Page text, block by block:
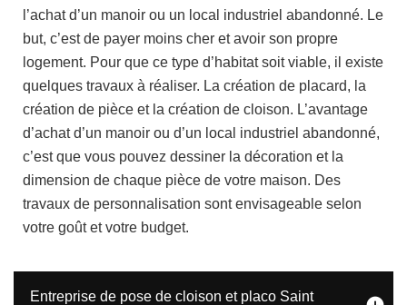
l’achat d’un manoir ou un local industriel abandonné. Le
but, c’est de payer moins cher et avoir son propre
logement. Pour que ce type d’habitat soit viable, il existe
quelques travaux à réaliser. La création de placard, la
création de pièce et la création de cloison. L’avantage
d’achat d’un manoir ou d’un local industriel abandonné,
c’est que vous pouvez dessiner la décoration et la
dimension de chaque pièce de votre maison. Des
travaux de personnalisation sont envisageable selon
votre goût et votre budget.
Entreprise de pose de cloison et placo Saint